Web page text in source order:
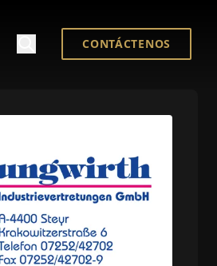
CONTÁCTENOS